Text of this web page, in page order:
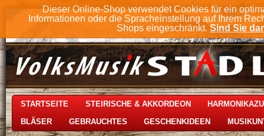
Dieser Online-Shop verwendet Cookies für ein
Informationen oder die Spracheinstellung auf Ihrem
Shops eingeschränkt. Sind Sie
STARTSEITE STEIRISCHE & AKKORDEON
BLÄSER GEBRAUCHTES GESCHENKIDEEN